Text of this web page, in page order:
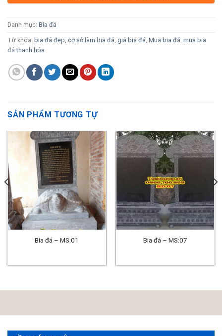
Danh mục: Bia đá
Từ khóa: bia đá đẹp, cơ sở làm bia đá, giá bia đá, Mua bia đá, mua bia
đá thanh hóa
SẢN PHẨM TƯƠNG TỰ
Bia đá – MS:01 Bia đá – MS:07